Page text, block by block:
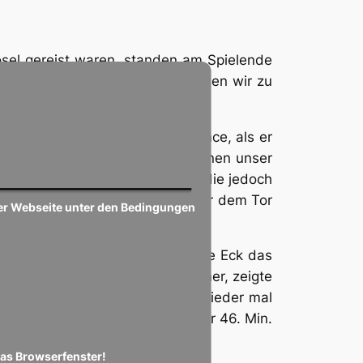
Webseite unter den Bedingungen
Browserfenster!
gereist waren, standen am Spielende
Spiel mit eigener Führung gaben wir zu
10. Min. die erste große Chance, als er
der Nitteler, unter ihnen unser
Bogenlampe auf unser Tor, die jedoch
und 45. Min., jeweils frei vor dem Tor
die Latte zu schießen.
trockenen Schuss ins lange Eck das
gegen einen bissigen Gegner, zeigte
fehlten, immer wieder mal
von Manuel Kugel in der 46. Min.